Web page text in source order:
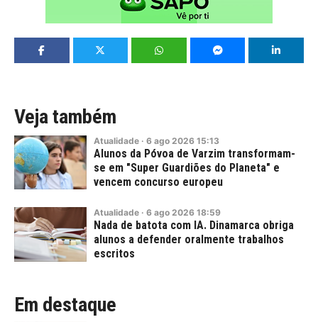
Veja também
Atualidade · 6 ago 2026 15:13
Alunos da Póvoa de Varzim transformam-
se em "Super Guardiões do Planeta" e
vencem concurso europeu
Atualidade · 6 ago 2026 18:59
Nada de batota com IA. Dinamarca obriga
alunos a defender oralmente trabalhos
escritos
Em destaque